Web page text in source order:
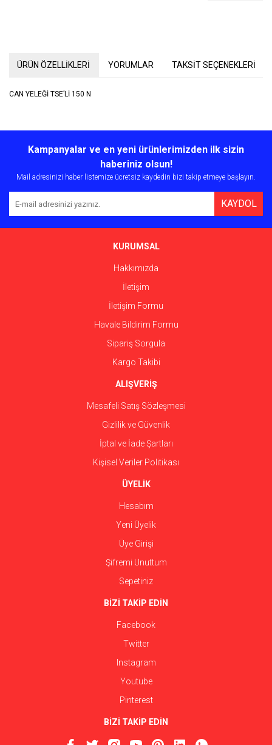
ÜRÜN ÖZELLİKLERİ YORUMLAR TAKSİT SEÇENEKLERİ
CAN YELEĞİ TSE’Lİ 150 N
Bu ürüne ilk yorumu siz yapın!
Yorum Yaz
tarafımıza iletebilirsiniz.
Görüş ve önerileriniz için teşekkür ederiz.
Ürün resmi kalitesiz, bozuk veya görüntülenemiyor.
Ürün açıklamasında eksik bilgiler bulunuyor.
Ürün fiyatı diğer sitelerden daha pahalı.
Gönder
Kampanyalar ve en yeni ürünlerimizden ilk sizin
haberiniz olsun!
Mail adresinizi haber listemize ücretsiz kaydedin bizi takip etmeye başlayın.
KAYDOL
KURUMSAL
Hakkımızda
İletişim
İletişim Formu
Havale Bildirim Formu
Sipariş Sorgula
Kargo Takibi
ALIŞVERİŞ
Mesafeli Satış Sözleşmesi
Gizlilik ve Güvenlik
İptal ve İade Şartları
Kişisel Veriler Politikası
ÜYELİK
Hesabım
Yeni Üyelik
Üye Girişi
Şifremi Unuttum
Sepetiniz
BİZİ TAKİP EDİN
Facebook
Twitter
Instagram
Youtube
Pinterest
BİZİ TAKİP EDİN